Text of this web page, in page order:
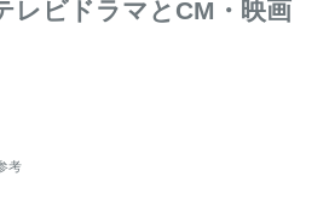
レビドラマとCM・映画
考